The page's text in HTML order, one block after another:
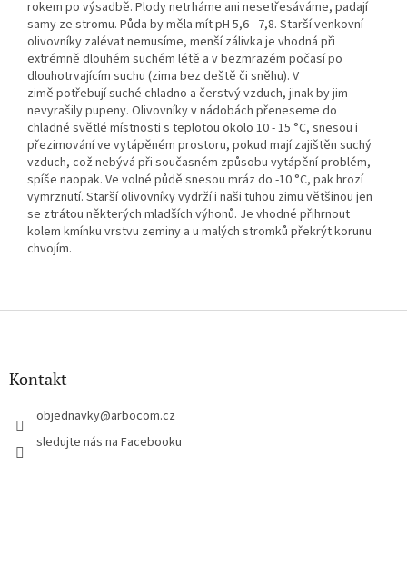
rokem po výsadbě. Plody netrháme ani nesetřesáváme, padají
samy ze stromu. Půda by měla mít pH 5,6 - 7,8. Starší venkovní
olivovníky zalévat nemusíme, menší zálivka je vhodná při
extrémně dlouhém suchém létě a v bezmrazém počasí po
dlouhotrvajícím suchu (zima bez deště či sněhu). V
zimě potřebují suché chladno a čerstvý vzduch, jinak by jim
nevyrašily pupeny. Olivovníky v nádobách přeneseme do
chladné světlé místnosti s teplotou okolo 10 - 15 °C, snesou i
přezimování ve vytápěném prostoru, pokud mají zajištěn suchý
vzduch, což nebývá při současném způsobu vytápění problém,
spíše naopak. Ve volné půdě snesou mráz do -10 °C, pak hrozí
vymrznutí. Starší olivovníky vydrží i naši tuhou zimu většinou jen
se ztrátou některých mladších výhonů. Je vhodné přihrnout
kolem kmínku vrstvu zeminy a u malých stromků překrýt korunu
chvojím.
Z
Kontakt
objednavky@arbocom.cz
sledujte nás na Facebooku